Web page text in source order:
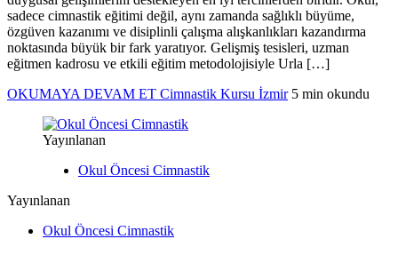
sadece cimnastik eğitimi değil, aynı zamanda sağlıklı büyüme,
özgüven kazanımı ve disiplinli çalışma alışkanlıkları kazandırma
noktasında büyük bir fark yaratıyor. Gelişmiş tesisleri, uzman
eğitmen kadrosu ve etkili eğitim metodolojisiyle Urla […]
OKUMAYA DEVAM ET Cimnastik Kursu İzmir 5 min okundu
Yayınlanan
Okul Öncesi Cimnastik
Yayınlanan
Okul Öncesi Cimnastik